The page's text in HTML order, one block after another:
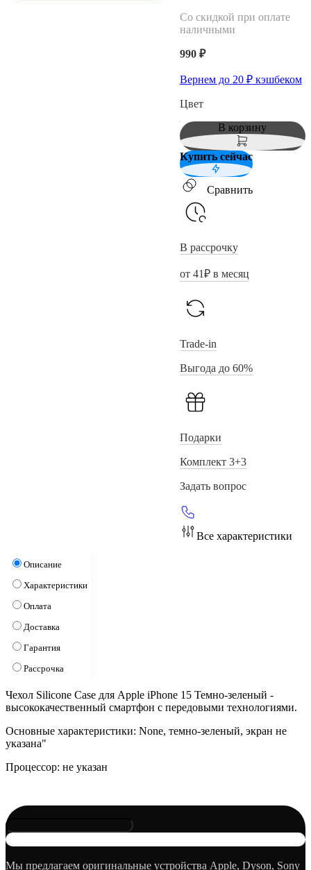
Со скидкой при оплате
наличными
990 ₽
Вернем до 20₽ кэшбеком
Цвет
В корзину
Купить сейчас
Сравнить
В рассрочку
от 41₽ в месяц
Trade-in
Выгода до 60%
Подарки
Комплект 3+3
Задать вопрос
Все характеристики
Описание
Характеристики
Оплата
Доставка
Гарантия
Рассрочка
Чехол Silicone Case для Apple iPhone 15 Темно-зеленый -
высококачественный смартфон с передовыми технологиями.
Основные характеристики: None, темно-зеленый, экран не
указана"
Процессор: не указан
Мы предлагаем оригинальные устройства Apple, Dyson, Sony